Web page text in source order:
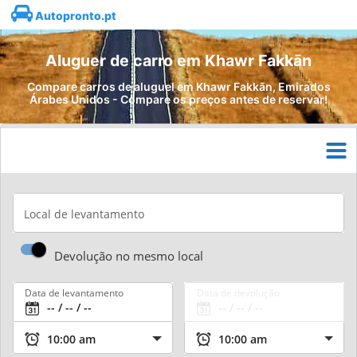
Autopronto.pt
Aluguer de carro em Khawr Fakkān
Compare carros de aluguel em Khawr Fakkān, Emirados
Árabes Unidos - Compare os preços antes de reservar!
Local de levantamento
Devolução no mesmo local
Data de levantamento